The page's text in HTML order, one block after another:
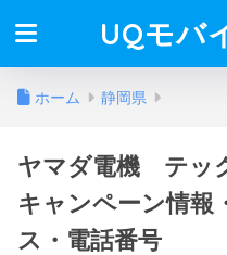
UQモバ
ホーム 静岡県
ヤマダ電機 テッ
キャンペーン情報
ス・電話番号